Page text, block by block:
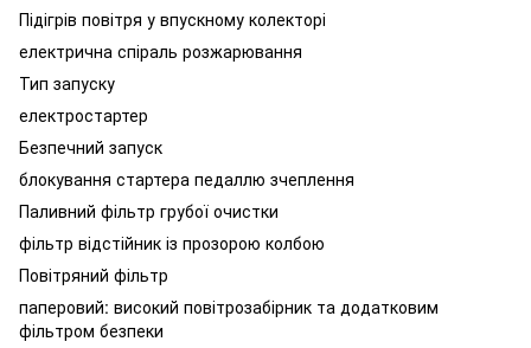
Підігрів повітря у впускному колекторі
електрична спіраль розжарювання
Тип запуску
електростартер
Безпечний запуск
блокування стартера педаллю зчеплення
Паливний фільтр грубої очистки
фільтр відстійник із прозорою колбою
Повітряний фільтр
паперовий: високий повітрозабірник та додатковим
фільтром безпеки